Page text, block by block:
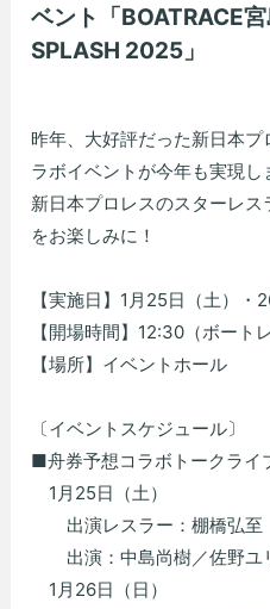
ベント「BOATRACE
SPLASH 2025」
昨年、大好評だった新日本
ラボイベントが今年も実現し
新日本プロレスのスターレ
をお楽しみに！
【実施日】1月25日（土）・
【開場時間】12:30（ボート
【場所】イベントホール
〔イベントスケジュール〕
■舟券予想コラボトークラ
1月25日（土）
出演レスラー：棚橋弘
出演：中島尚樹／佐野ユ
1月26日（日）